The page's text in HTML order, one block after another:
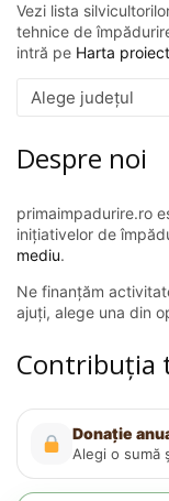
Vezi lista
tehnice de
intră pe Harta
Despre noi
primaimpadurire.ro
inițiativelor de
mediu.
Ne finanțăm
ajuți, alege una din
Contribuția
Donație
Alegi o sumă